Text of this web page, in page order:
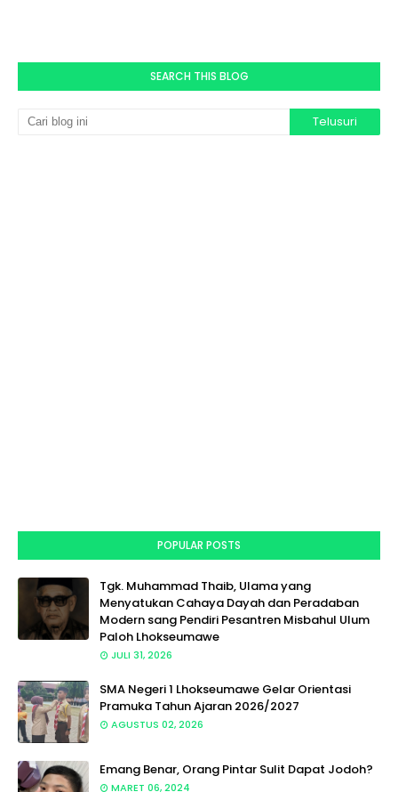
SEARCH THIS BLOG
POPULAR POSTS
Tgk. Muhammad Thaib, Ulama yang
Menyatukan Cahaya Dayah dan Peradaban
Modern sang Pendiri Pesantren Misbahul Ulum
Paloh Lhokseumawe
JULI 31, 2026
SMA Negeri 1 Lhokseumawe Gelar Orientasi
Pramuka Tahun Ajaran 2026/2027
AGUSTUS 02, 2026
Emang Benar, Orang Pintar Sulit Dapat Jodoh?
MARET 06, 2024